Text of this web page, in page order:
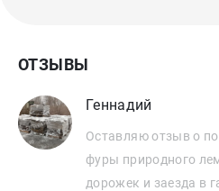
ОТЗЫВЫ
Геннадий
Оставляю отзыв о
фуры природного
дорожек и заезда в